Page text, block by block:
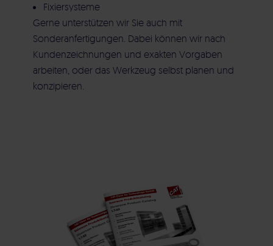
Fixiersysteme
Gerne unterstützen wir Sie auch mit
Sonderanfertigungen. Dabei können wir nach
Kundenzeichnungen und exakten Vorgaben
arbeiten, oder das Werkzeug selbst planen und
konzipieren.